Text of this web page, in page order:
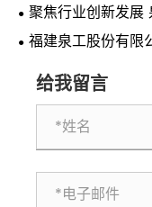
聚焦行业创新发展
科技创新会议
福建泉工股份有限
给我留言